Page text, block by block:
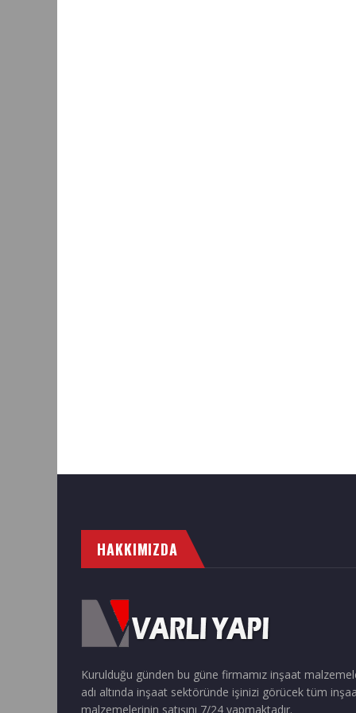
HAKKIMIZDA
Kurulduğu günden bu güne firmamız inşaat
adı altında inşaat sektöründe işinizi görücek tüm
malzemelerinin satışını 7/24 yapmaktadır.